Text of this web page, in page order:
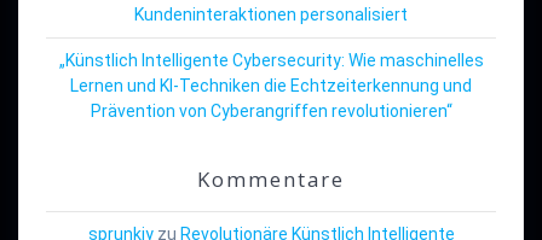
Kundeninteraktionen personalisiert
„Künstlich Intelligente Cybersecurity: Wie maschinelles
Lernen und KI-Techniken die Echtzeiterkennung und
Prävention von Cyberangriffen revolutionieren“
Kommentare
sprunkiyzu Revolutionäre Künstlich Intelligente